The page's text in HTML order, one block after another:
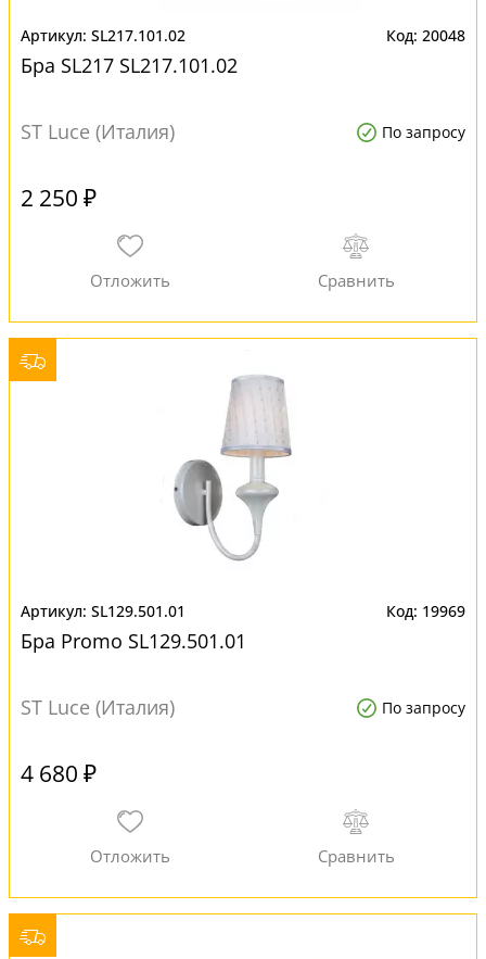
SL217.101.02 20048
Бра SL217 SL217.101.02
ST Luce (Италия) По запросу
2 250 ₽
SL129.501.01 19969
Бра Promo SL129.501.01
ST Luce (Италия) По запросу
4 680 ₽